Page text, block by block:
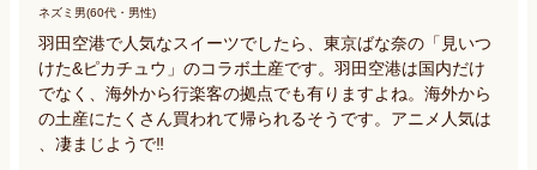
ネズミ男(60代・男性)
羽田空港で人気なスイーツでしたら、東京ばな奈の「見いつ
けた&ピカチュウ」のコラボ土産です。羽田空港は国内だけ
でなく、海外から行楽客の拠点でも有りますよね。海外から
の土産にたくさん買われて帰られるそうです。アニメ人気は
、凄まじようで‼️